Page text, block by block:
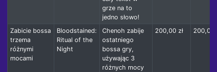
grze na to
jedno słowo!
Zabicie bossa
trzema
różnymi
mocami
Bloodstained:
Ritual of the
Night
Chenoh zabije
ostatniego
bossa gry,
używając 3
różnych mocy
200,00 zł 200,00